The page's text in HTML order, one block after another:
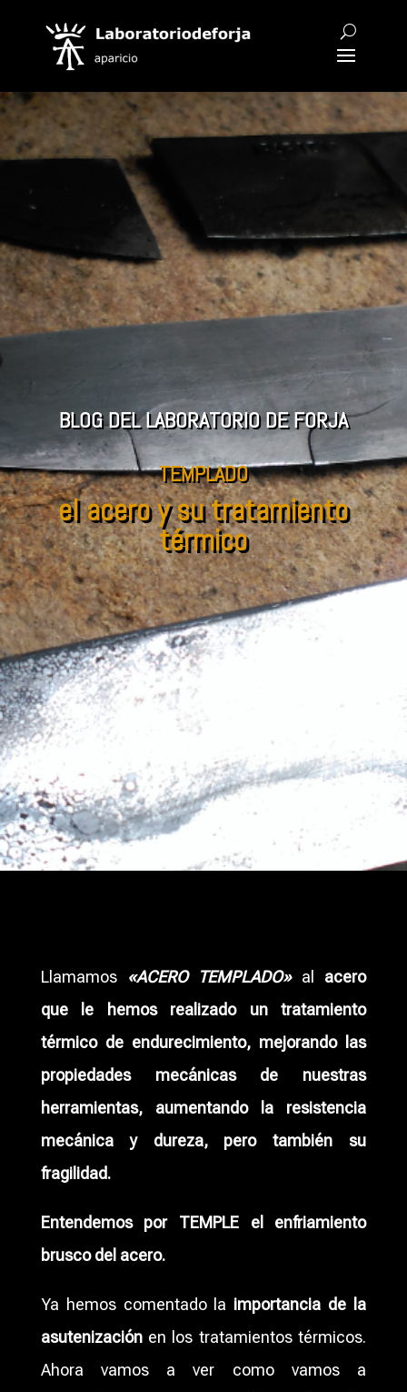
BLOG DEL LABORATORIO DE FORJA
TEMPLADO
el acero y su tratamiento
térmico
Llamamos «ACERO TEMPLADO»al acero
que le hemos realizado un tratamiento
térmico de endurecimiento, mejorando las
propiedades mecánicas de nuestras
herramientas, aumentando la resistencia
mecánica y dureza, pero también su
fragilidad.
Entendemos por TEMPLE el enfriamiento
brusco del acero.
Ya hemos comentado la importancia de la
asutenizaciónen los tratamientos térmicos.
Ahora vamos a ver como vamos a